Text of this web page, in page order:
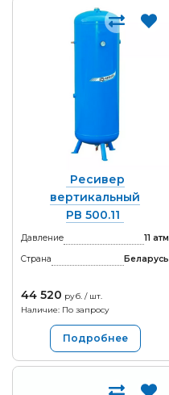
Ресивер
вертикальный
РВ 500.11
Давление
11 атм
Страна
Беларусь
44 520 руб. / шт.
Наличие: По запросу
Подробнее